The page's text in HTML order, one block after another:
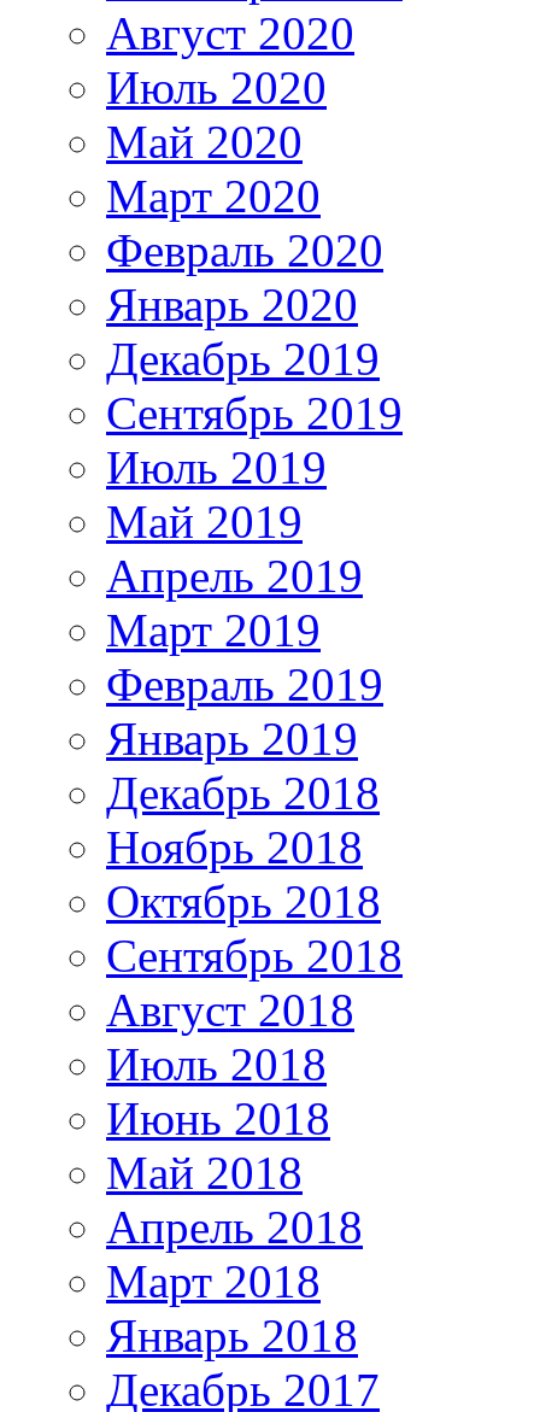
Август 2020
Июль 2020
Май 2020
Март 2020
Февраль 2020
Январь 2020
Декабрь 2019
Сентябрь 2019
Июль 2019
Май 2019
Апрель 2019
Март 2019
Февраль 2019
Январь 2019
Декабрь 2018
Ноябрь 2018
Октябрь 2018
Сентябрь 2018
Август 2018
Июль 2018
Июнь 2018
Май 2018
Апрель 2018
Март 2018
Январь 2018
Декабрь 2017